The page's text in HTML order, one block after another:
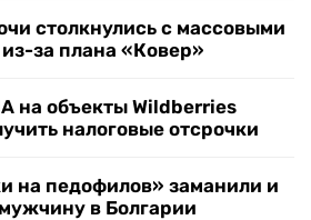
столкнулись с массовыми
за плана «Ковер»
на объекты Wildberries
налоговые отсрочки
на педофилов» заманили и
в Болгарии